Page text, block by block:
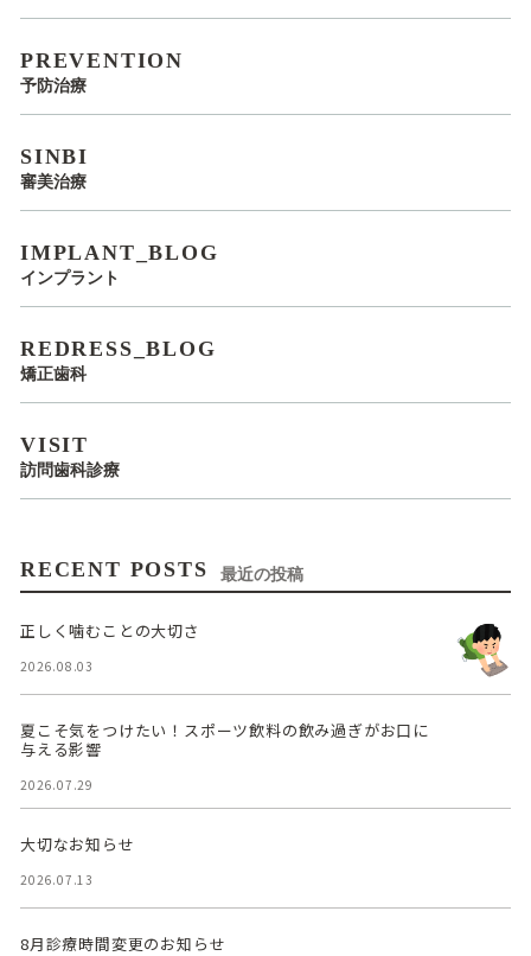
PREVENTION
予防治療
SINBI
審美治療
IMPLANT_BLOG
インプラント
REDRESS_BLOG
矯正歯科
VISIT
訪問歯科診療
RECENT POSTS 最近の投稿
正しく噛むことの大切さ
2026.08.03
夏こそ気をつけたい！スポーツ飲料の飲み過ぎがお口に
与える影響
2026.07.29
大切なお知らせ
2026.07.13
8月診療時間変更のお知らせ